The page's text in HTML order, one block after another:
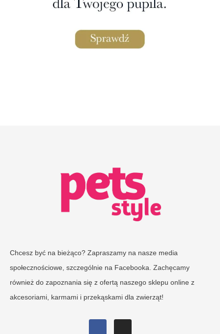
Chcesz być na bieżąco? Zapraszamy na nasze media
społecznościowe, szczególnie na Facebooka. Zachęcamy
również do zapoznania się z ofertą naszego sklepu online z
akcesoriami, karmami i przekąskami dla zwierząt!